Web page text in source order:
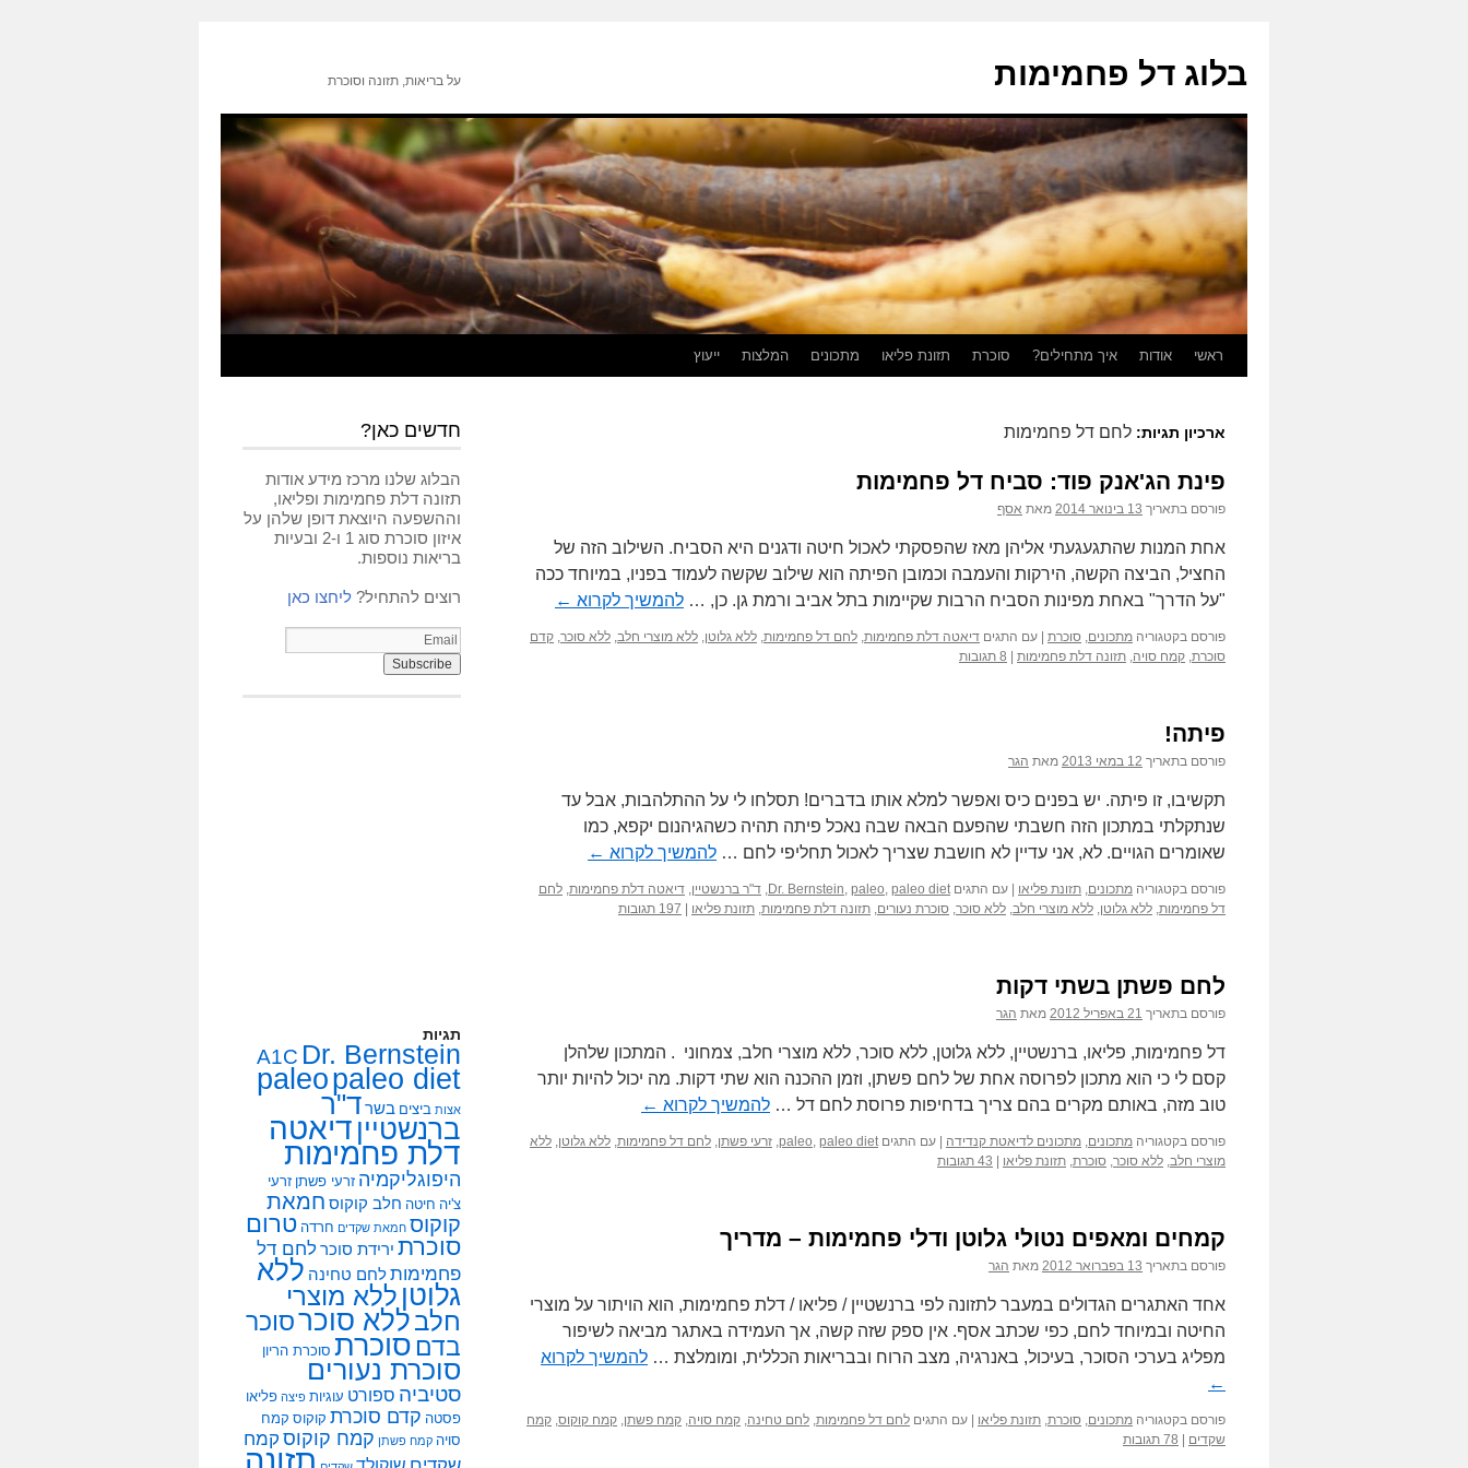
בלוג דל פחמימות על בריאות, תזונה וסוכרת
לדלג
ראשי אודות איך מתחילים? סוכרת תזונת פליאו מתכונים המלצות ייעוץ
ארכיון תגיות: לחם דל פחמימות
פינת הג'אנק פוד: סביח דל פחמימות
פורסם בתאריך 13 בינואר 2014 מאת אסף
אחת המנות שהתגעגעתי אליהן מאז שהפסקתי לאכול חיטה ודגנים היא הסביח. השילוב הזה של
החציל, הביצה הקשה, הירקות והעמבה וכמובן הפיתה הוא שילוב שקשה לעמוד בפניו, במיוחד ככה
"על הדרך" באחת מפינות הסביח הרבות שקיימות בתל אביב ורמת גן. כן, … להמשיך לקרוא ←
פורסם בקטגוריה מתכונים, סוכרת עם התגים דיאטה דלת פחמימות, לחם דל פחמימות, ללא גלוטן, ללא מוצרי חלב, ללא סוכר, קדם
סוכרת, קמח סויה, תזונה דלת פחמימות 8 תגובות
פיתה!
פורסם בתאריך 12 במאי 2013 מאת הגר
תקשיבו, זו פיתה. יש בפנים כיס ואפשר למלא אותו בדברים! תסלחו לי על ההתלהבות, אבל עד
שנתקלתי במתכון הזה חשבתי שהפעם הבאה שבה נאכל פיתה תהיה כשהגיהנום יקפא, כמו
שאומרים הגויים. לא, אני עדיין לא חושבת שצריך לאכול תחליפי לחם … להמשיך לקרוא ←
פורסם בקטגוריה מתכונים, תזונת פליאו עם התגים Dr. Bernstein, paleo, paleo diet
, ד"ר ברנשטיין, דיאטה דלת פחמימות, לחם
דל פחמימות, ללא גלוטן, ללא מוצרי חלב, ללא סוכר, סוכרת נעורים, תזונה דלת פחמימות, תזונת פליאו 197 תגובות
לחם פשתן בשתי דקות
פורסם בתאריך 21 באפריל 2012 מאת הגר
דל פחמימות, פליאו, ברנשטיין, ללא גלוטן, ללא סוכר, ללא מוצרי חלב, צמחוני . המתכון שלהלן
קסם לי כי הוא מתכון לפרוסה אחת של לחם פשתן, וזמן ההכנה הוא שתי דקות. מה יכול להיות יותר
טוב מזה, באותם מקרים בהם צריך בדחיפות פרוסת לחם דל … להמשיך לקרוא ←
פורסם בקטגוריה מתכונים, מתכונים לדיאטת קנדידה עם התגים paleo, paleo diet
, זרעי פשתן, לחם דל פחמימות, ללא גלוטן, ללא
מוצרי חלב, ללא סוכר, סוכרת, תזונת פליאו 43 תגובות
קמחים ומאפים נטולי גלוטן ודלי פחמימות – מדריך
פורסם בתאריך 13 בפברואר 2012 מאת הגר
אחד האתגרים הגדולים במעבר לתזונה לפי ברנשטיין / פליאו / דלת פחמימות, הוא הויתור על מוצרי
החיטה ובמיוחד לחם, כפי שכתב אסף. אין ספק שזה קשה, אך העמידה באתגר מביאה לשיפור
מפליג בערכי הסוכר, בעיכול, באנרגיה, מצב הרוח ובבריאות הכללית, ומומלצת … להמשיך לקרוא
←
פורסם בקטגוריה מתכונים, סוכרת, תזונת פליאו עם התגים לחם דל פחמימות, לחם טחינה, קמח סויה, קמח פשתן, קמח קוקוס, קמח
שקדים
78 תגובות
חדשים כאן?
הבלוג שלנו מרכז מידע אודות
תזונה דלת פחמימות ופליאו,
וההשפעה היוצאת דופן שלהן על
איזון סוכרת סוג 1 ו-2 ובעיות
בריאות נוספות.
רוצים להתחיל? ליחצו כאן
תגיות
A1C Dr. Bernstein
paleopaleo diet
אצות ביצים בשרד"ר
ברנשטיין דיאטה
דלת פחמימות
היפוגליקמיה זרעי פשתן זרעי
צ'יה חיטה חלב קוקוס חמאת
קוקוס חמאת שקדים חרדה טרום
סוכרת ירידת סוכרלחם דל
פחמימותלחם טחינה ללא
גלוטן ללא מוצרי
חלבללא סוכרסוכר
בדם סוכרת סוכרת הריון
סוכרת נעורים
סטיביה ספורט עוגיות פיצה פליאו
פסטה קדם סוכרת קוקוס קמח
סויה קמח פשתן קמח קוקוס קמח
תזונה